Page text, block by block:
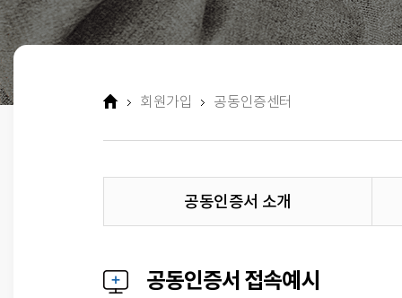
회원가입 공동인증센터
공동인증서 소개
공동인증서 접속예시